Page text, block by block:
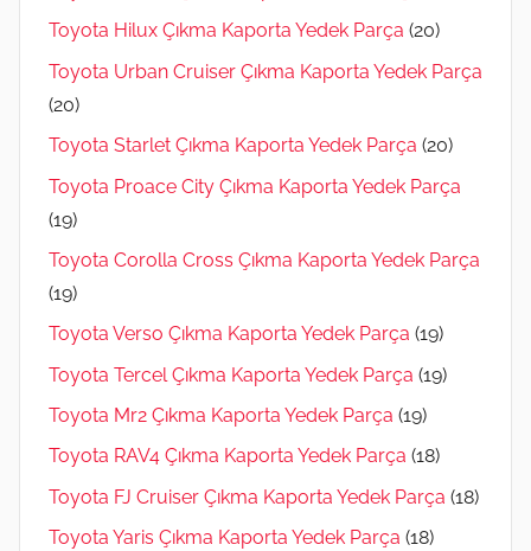
Toyota Hilux Çıkma Kaporta Yedek Parça (20)
Toyota Urban Cruiser Çıkma Kaporta Yedek Parça
(20)
Toyota Starlet Çıkma Kaporta Yedek Parça (20)
Toyota Proace City Çıkma Kaporta Yedek Parça
(19)
Toyota Corolla Cross Çıkma Kaporta Yedek Parça
(19)
Toyota Verso Çıkma Kaporta Yedek Parça (19)
Toyota Tercel Çıkma Kaporta Yedek Parça (19)
Toyota Mr2 Çıkma Kaporta Yedek Parça (19)
Toyota RAV4 Çıkma Kaporta Yedek Parça (18)
Toyota FJ Cruiser Çıkma Kaporta Yedek Parça (18)
Toyota Yaris Çıkma Kaporta Yedek Parça (18)